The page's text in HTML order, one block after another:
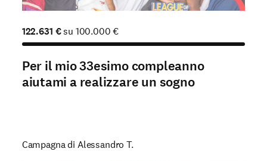
122.631 €su 100.000€
Per il mio 33esimo compleanno
aiutami a realizzare un sogno
Campagna di Alessandro T.